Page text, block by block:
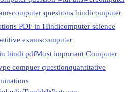
computer questions hindicomputer
PDF in Hindicomputer science
examscomputer
hindi pdfMost important Computer
compuer questionquantitative